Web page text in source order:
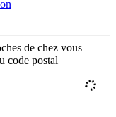
de chez vous
code postal